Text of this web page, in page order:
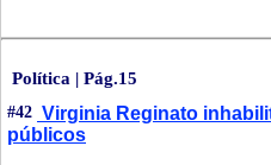
Política | Pág.15
#42 Virginia Reginato
públicos